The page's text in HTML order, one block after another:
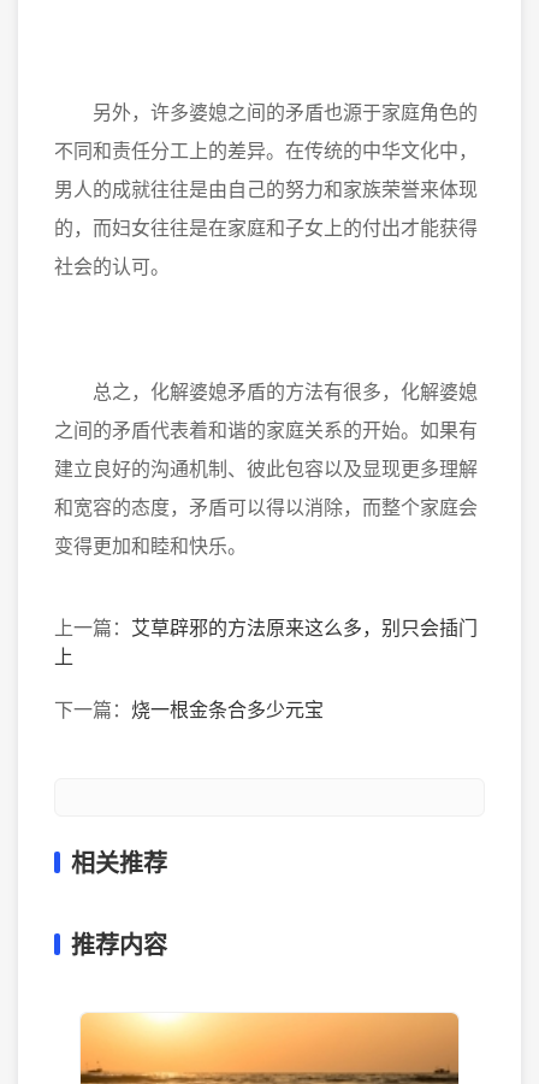
另外，许多婆媳之间的矛盾也源于家庭角色的
不同和责任分工上的差异。在传统的中华文化中，
男人的成就往往是由自己的努力和家族荣誉来体现
的，而妇女往往是在家庭和子女上的付出才能获得
社会的认可。
总之，化解婆媳矛盾的方法有很多，化解婆媳
之间的矛盾代表着和谐的家庭关系的开始。如果有
建立良好的沟通机制、彼此包容以及显现更多理解
和宽容的态度，矛盾可以得以消除，而整个家庭会
变得更加和睦和快乐。
上一篇： 艾草辟邪的方法原来这么多，别只会插门
上
下一篇： 烧一根金条合多少元宝
相关推荐
推荐内容